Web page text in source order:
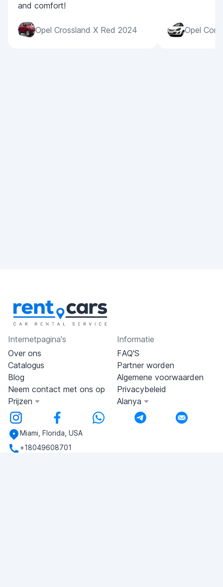
and comfort!
Opel Crossland X Red 2024 Opel
Internetpagina's
Over ons
Catalogus
Blog
Neem contact met ons op
Prijzen
Informatie
FAQ'S
Partner worden
Algemene voorwaarden
Privacybeleid
Alanya
Miami, Florida, USA
+18049608701